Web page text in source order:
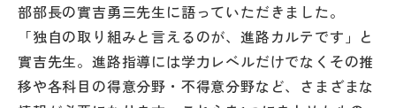
学校からのお知らせ
学校HP最新情報
部部長の實吉勇三先生に語っていただきました。
「独自の取り組みと言えるのが、進路カルテです」と
實吉先生。進路指導には学力レベルだけでなくその推
移や各科目の得意分野・不得意分野など、さまざまな